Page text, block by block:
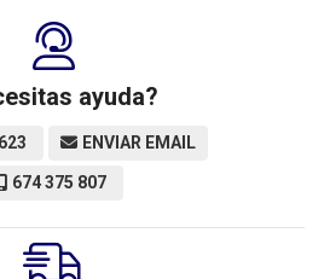
ayuda?
ENVIAR EMAIL
674 375 807